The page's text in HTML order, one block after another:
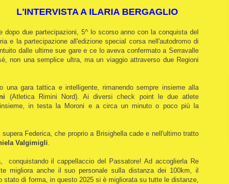
L'INTERVISTA A ILARIA BERGAGLIO
dopo due partecipazioni, 5^ lo scorso anno con la conquista del
e la partecipazione all'edizione special corsa nell'autodromo di
dalle ultime sue gare e ce lo aveva confermato a Serravalle
non una semplice ultra, ma un viaggio attraverso due Regioni
una gara tattica e intelligente, rimanendo sempre insieme alla
(Atletica Rimini Nord). Ai diversi check point le due atlete
in testa la Moroni e a circa un minuto o poco più la
Federica, che proprio a Brisighella cade e nell'ultimo tratto
Valgimigli
conquistando il cappellaccio del Passatore! Ad accoglierla Re
migliora anche il suo personale sulla distanza dei 100km, il
di forma, in questo 2025 si è migliorata su tutte le distanze,